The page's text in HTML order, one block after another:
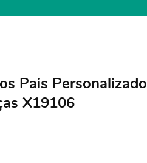
Pais Personalizado
X19106